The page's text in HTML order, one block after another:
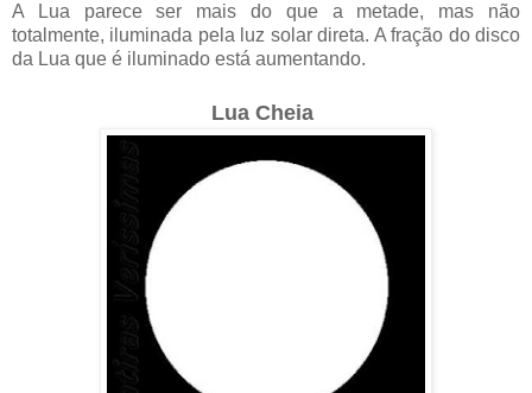
A Lua parece ser mais do que a metade, mas não
totalmente, iluminada pela luz solar direta. A fração do disco
da Lua que é iluminado está aumentando.
Lua Cheia